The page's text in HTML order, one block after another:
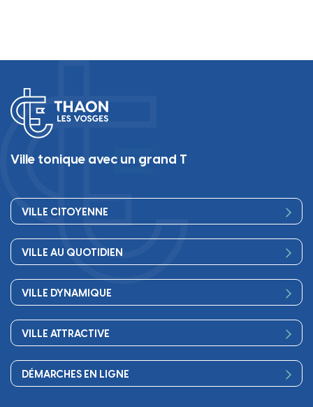
Ville tonique avec un grand T
VILLE CITOYENNE
Conseil Municipal
Les services de la Mairie
Finances
Démocratie participative
Publications
VILLE AU QUOTIDIEN
Petite enfance
Scolarité
Périscolaire
Séniors, social, santé
Circuler
VILLE DYNAMIQUE
Culture
Associations
Equipements
VILLE ATTRACTIVE
Commerces et artisanat
Urbanisme
DÉMARCHES EN LIGNE